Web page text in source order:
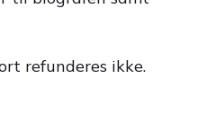
refunderes ikke.